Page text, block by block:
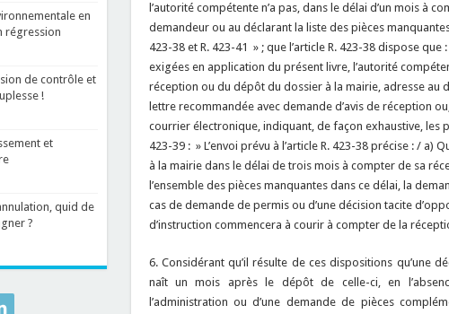
l’autorité compétente n’a pas, dans le délai d’un mois à
demandeur ou au déclarant la liste des pièces
423-38 et R. 423-41 » ; que l’article R. 423-38 dispose
exigées en application du présent livre, l’autorité
réception ou du dépôt du dossier à la mairie, adresse au
lettre recommandée avec demande d’avis de réception
courrier électronique, indiquant, de façon exhaustive, les
423-39 : » L’envoi prévu à l’article R. 423-38 précise : / a)
à la mairie dans le délai de trois mois à compter de sa
l’ensemble des pièces manquantes dans ce délai, la
cas de demande de permis ou d’une décision tacite
d’instruction commencera à courir à compter de la
6. Considérant qu’il résulte de ces dispositions qu’une
naît un mois après le dépôt de celle-ci, en
l’administration ou d’une demande de pièces
en
régression
de contrôle et
!
et
quid de
?